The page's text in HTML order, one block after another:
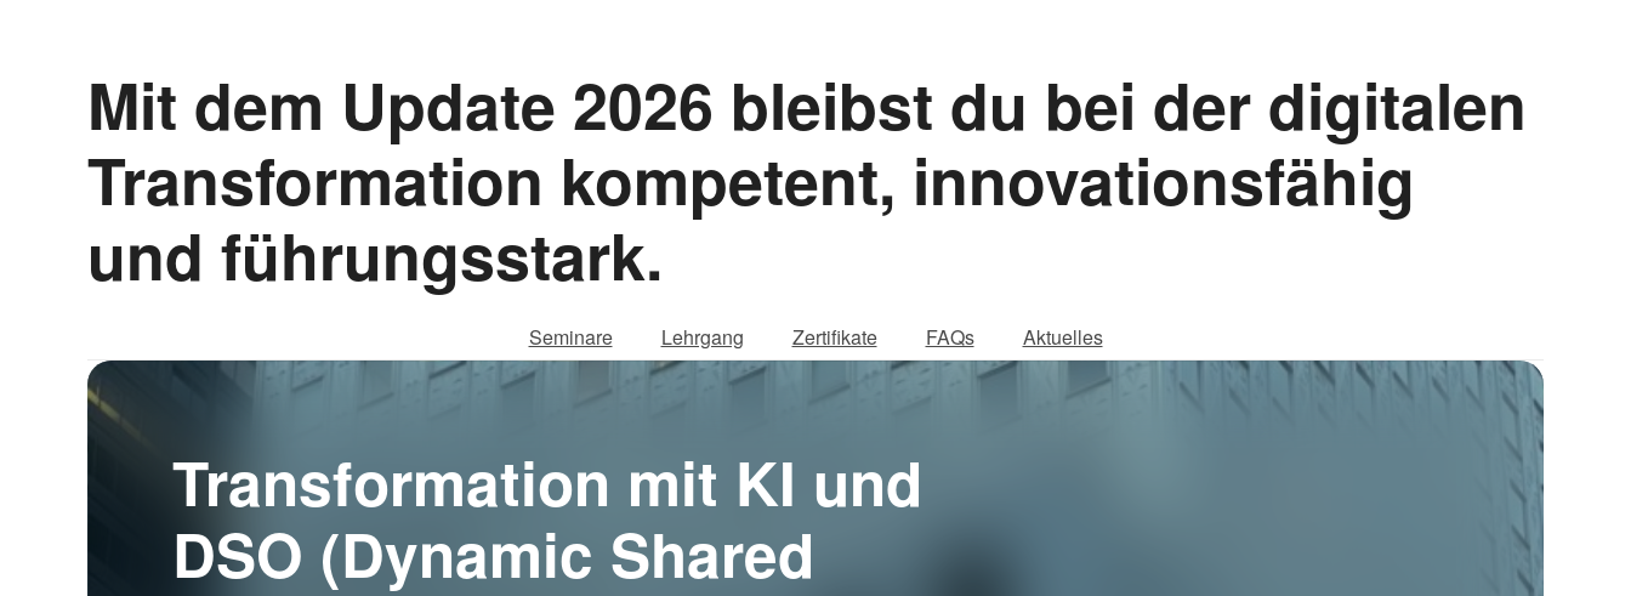
Mit dem Update 2026 bleibst du bei der digitalen
Transformation kompetent, innovationsfähig
und führungsstark.
Seminare Lehrgang Zertifikate FAQs Aktuelles
Transformation mit KI und
DSO (Dynamic Shared